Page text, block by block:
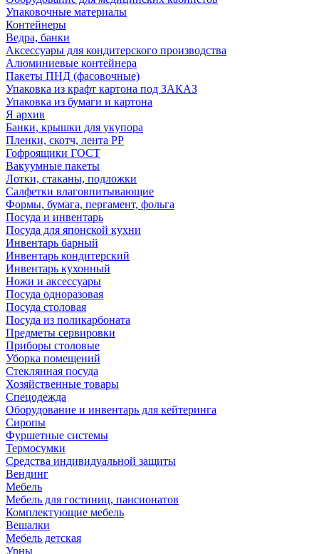
Упаковочные материалы
Контейнеры
Ведра, банки
Аксессуары для кондитерского производства
Алюминиевые контейнера
Пакеты ПНД (фасовочные)
Упаковка из крафт картона под ЗАКАЗ
Упаковка из бумаги и картона
Я архив
Банки, крышки для укупора
Пленки, скотч, лента РР
Гофроящики ГОСТ
Вакуумные пакеты
Лотки, стаканы, подложки
Салфетки влаговпитывающие
Формы, бумага, пергамент, фольга
Посуда и инвентарь
Посуда для японской кухни
Инвентарь барный
Инвентарь кондитерский
Инвентарь кухонный
Ножи и аксессуары
Посуда одноразовая
Посуда столовая
Посуда из поликарбоната
Предметы сервировки
Приборы столовые
Уборка помещений
Стеклянная посуда
Хозяйственные товары
Спецодежда
Оборудование и инвентарь для кейтеринга
Сиропы
Фуршетные системы
Термосумки
Средства индивидуальной защиты
Вендинг
Мебель
Мебель для гостиниц, пансионатов
Комплектующие мебель
Вешалки
Мебель детская
Урны